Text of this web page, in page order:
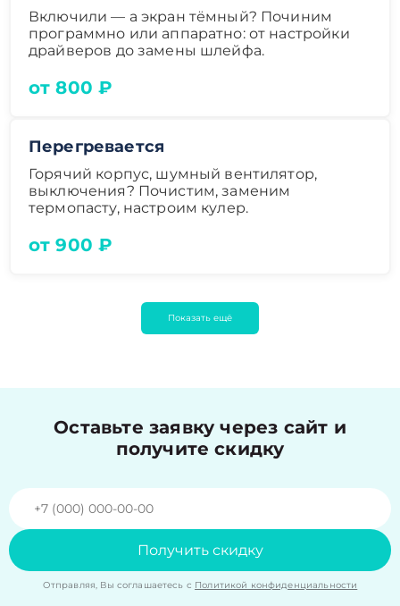
Включили — а экран тёмный? Починим
программно или аппаратно: от настройки
драйверов до замены шлейфа.
от 800 ₽
Перегревается
Горячий корпус, шумный вентилятор,
выключения? Почистим, заменим
термопасту, настроим кулер.
от 900 ₽
Показать ещё
Оставьте заявку через сайт и
получите скидку
Получить скидку
Отправляя, Вы соглашаетесь с Политикой конфиденциальности